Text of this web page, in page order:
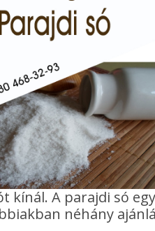
kínál. A parajdi só
néhány